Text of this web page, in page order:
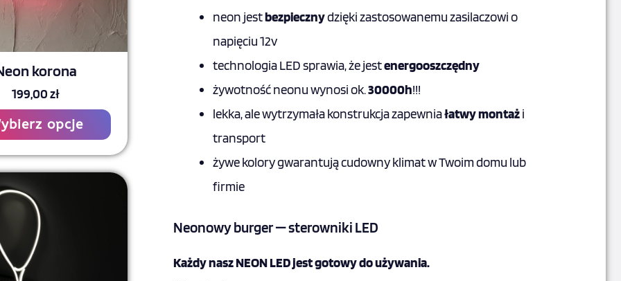
korona
199,00zł
opcje
można
wybrać
na
Ten
neon jestbezpiecznydzięki zastosowanemu zasilaczowi o
napięciu 12v
technologia LED sprawia, że jestenergooszczędny
żywotność neonu wynosi ok.30000h!!!
lekka, ale wytrzymała konstrukcja zapewniałatwy montażi
transport
żywe kolory gwarantują cudowny klimat w Twoim domu lub
firmie
Neonowy burger — sterowniki LED
Każdy nasz NEON LED jest gotowy do używania.